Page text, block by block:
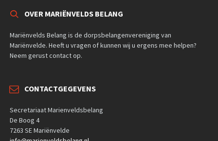
OVER MARIËNVELDS BELANG
Mariënvelds Belang is de dorpsbelangenvereniging van
Mariënvelde. Heeft u vragen of kunnen wij u ergens mee helpen?
Neem gerust contact op.
CONTACTGEGEVENS
Secretariaat Marienveldsbelang
De Boog 4
7263 SE Mariënvelde